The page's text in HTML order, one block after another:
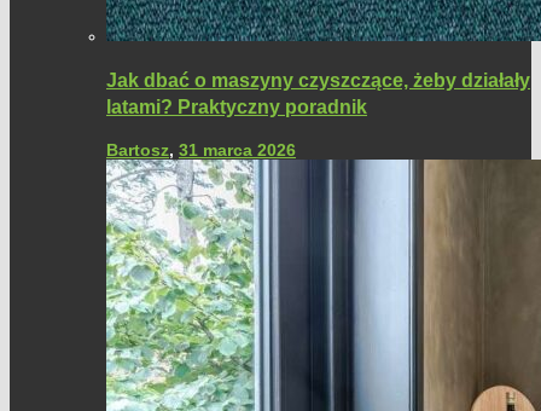
Jak dbać o maszyny czyszczące, żeby działały
latami? Praktyczny poradnik
Bartosz, 31 marca 2026